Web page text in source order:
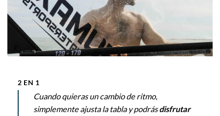
2 EN 1
Cuando quieras un cambio de ritmo,
simplemente ajusta la tabla y podrásdisfrutar